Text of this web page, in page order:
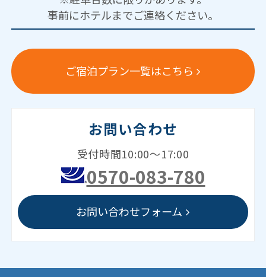
事前にホテルまでご連絡ください。
ご宿泊プラン一覧はこちら
お問い合わせ
受付時間10:00～17:00
0570-083-780
お問い合わせフォーム